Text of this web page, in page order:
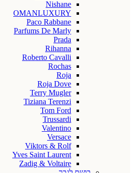
Nishane
OMANLUXURY
Paco Rabbane
Parfums De Marly
Prada
Rihanna
Roberto Cavalli
Rochas
Roja
Roja Dove
Terry Mugler
Tiziana Terenzi
Tom Ford
Trussardi
Valentino
Versace
Viktors & Rolf
Yves Saint Laurent
Zadig & Voltaire